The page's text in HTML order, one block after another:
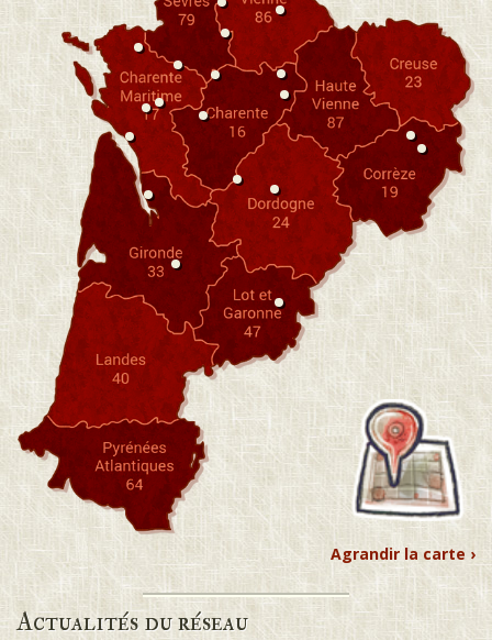
Agrandir la carte ›
Actualités du réseau